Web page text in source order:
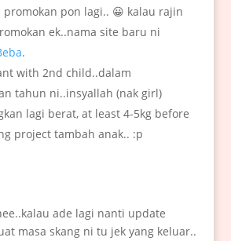
pon lagi.. 😀 kalau rajin
ek..nama site baru ni
.
with 2nd child..dalam
tahun ni..insyallah (nak girl)
lagi berat, at least 4-5kg before
project tambah anak.. :p
ade lagi nanti update
masa skang ni tu jek yang keluar..